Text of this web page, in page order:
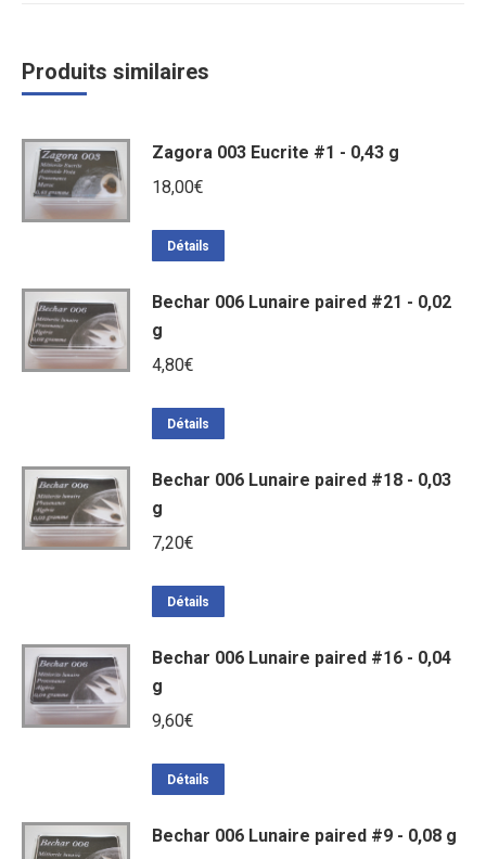
Produits similaires
Zagora 003 Eucrite #1 - 0,43 g
18,00€
Détails
Bechar 006 Lunaire paired #21 - 0,02
g
4,80€
Détails
Bechar 006 Lunaire paired #18 - 0,03
g
7,20€
Détails
Bechar 006 Lunaire paired #16 - 0,04
g
9,60€
Détails
Bechar 006 Lunaire paired #9 - 0,08 g